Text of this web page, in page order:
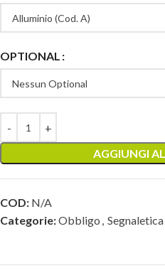
OPTIONAL
AGGIUNGI
COD: N/A
Categorie:Obbligo ,